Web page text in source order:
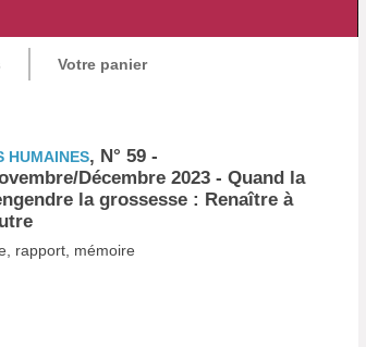
Votre panier
HUMAINES, N° 59 -
Décembre 2023 - Quand la
la grossesse : Renaître à
rapport, mémoire